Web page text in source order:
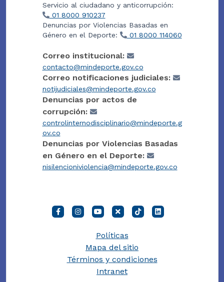
Servicio al ciudadano y anticorrupción:
01 8000 910237
Denuncias por Violencias Basadas en
Género en el Deporte:
01 8000 114060
Correo institucional:
contacto@mindeporte.gov.co
Correo notificaciones judiciales:
notijudiciales@mindeporte.gov.co
Denuncias por actos de
corrupción:
controlinternodisciplinario@mindeporte.g
ov.co
Denuncias por Violencias Basadas
en Género en el Deporte:
nisilencioniviolencia@mindeporte.gov.co
Políticas
Mapa del sitio
Términos y condiciones
Intranet